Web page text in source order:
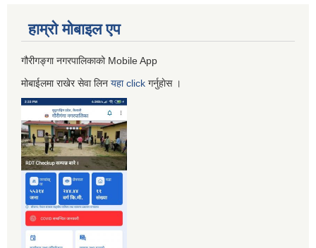
हाम्रो माेबाइल एप
गौरीगङ्गा नगरपालिकाको Mobile App
मोबाईलमा राखेर सेवा लिन यहाclick गर्नुहाेस ।